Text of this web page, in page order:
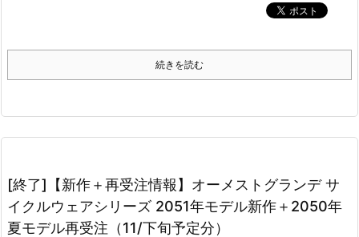
続きを読む
[終了]【新作＋再受注情報】オーメストグランデ サ
イクルウェアシリーズ 2051年モデル新作＋2050年
夏モデル再受注（11/下旬予定分）